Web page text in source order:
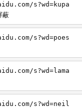
s?wd=kupa
蔽
s?wd=poes
s?wd=lama
s?wd=neil